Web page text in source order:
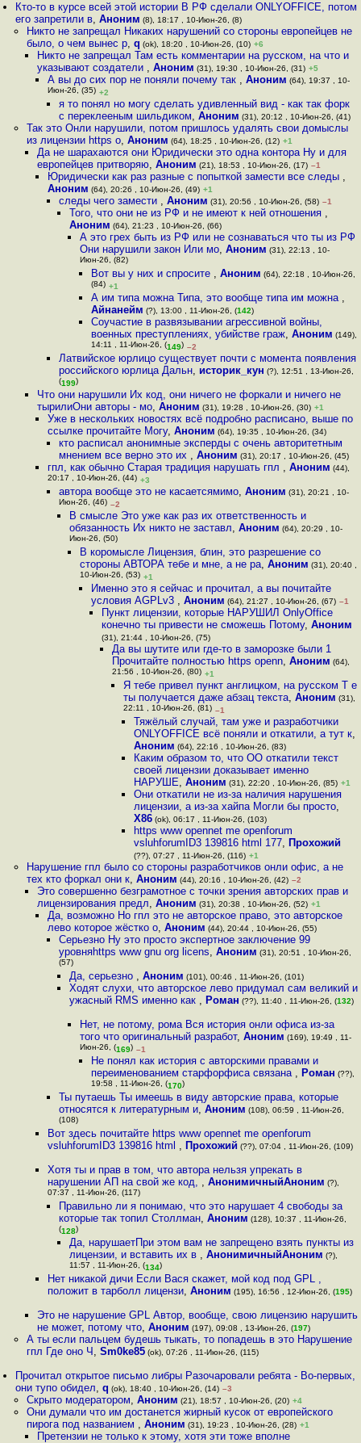
Кто-то в курсе всей этой истории В РФ сделали ONLYOFFICE, потом
его запретили в,Аноним (8), 18:17 , 10-Июн-26, (8)
Никто не запрещал Никаких нарушений со стороны европейцев не
было, о чем вынес р, q (ok), 18:20 , 10-Июн-26, (10) +6
Никто не запрещал Там есть комментарии на русском, на что и
указывают создатели , Аноним (31), 19:30 , 10-Июн-26, (31) +5
А вы до сих пор не поняли почему так ,Аноним (64), 19:37 , 10-
Июн-26, (35) +2
я то понял но могу сделать удивленный вид - как так форк
с переклееным шильдиком, Аноним (31), 20:12 , 10-Июн-26, (41)
Так это Онли нарушили, потом пришлось удалять свои домыслы
из лицензии https o, Аноним (64), 18:25 , 10-Июн-26, (12) +1
Да не шарахаются они Юридически это одна контора Ну и для
европейцев притворяю, Аноним (21), 18:53 , 10-Июн-26, (17) –1
Юридически как раз разные с попыткой замести все следы ,
Аноним (64), 20:26 , 10-Июн-26, (49) +1
следы чего замести , Аноним (31), 20:56 , 10-Июн-26, (58) –1
Того, что они не из РФ и не имеют к ней отношения ,
Аноним (64), 21:23 , 10-Июн-26, (66)
А это грех быть из РФ или не сознаваться что ты из РФ
Они нарушили закон Или мо,Аноним (31), 22:13 , 10-
Июн-26, (82)
Вот вы у них и спросите , Аноним (64), 22:18 , 10-Июн-26,
(84) +1
А им типа можна Типа, это вообще типа им можна ,
Айнанейм (?), 13:00 , 11-Июн-26, (142)
Соучастие в развязывании агрессивной войны,
военных преступлениях, убийстве граж, Аноним (149),
14:11 , 11-Июн-26, (149) –2
Латвийское юрлицо существует почти с момента появления
российского юрлица Дальн, историк_кун (?), 12:51 , 13-Июн-26,
(199)
Что они нарушили Их код, они ничего не форкали и ничего не
тырилиОни авторы - мо, Аноним (31), 19:28 , 10-Июн-26, (30) +1
Уже в нескольких новостях всё подробно расписано, выше по
ссылке прочитайте Могу,Аноним (64), 19:35 , 10-Июн-26, (34)
кто расписал анонимные эксперды с очень авторитетным
мнением все верно это их , Аноним (31), 20:17 , 10-Июн-26, (45)
гпл, как обычно Старая традиция нарушать гпл ,Аноним (44),
20:17 , 10-Июн-26, (44) +3
автора вообще это не касаетсямимо, Аноним (31), 20:21 , 10-
Июн-26, (46) –2
В смысле Это уже как раз их ответственность и
обязанность Их никто не заставл, Аноним (64), 20:29 , 10-
Июн-26, (50)
В коромысле Лицензия, блин, это разрешение со
стороны АВТОРА тебе и мне, а не ра,Аноним (31), 20:40 ,
10-Июн-26, (53) +1
Именно это я сейчас и прочитал, а вы почитайте
условия AGPLv3 , Аноним (64), 21:27 , 10-Июн-26, (67) –1
Пункт лицензии, которые НАРУШИЛ OnlyOffice
конечно ты привести не сможешь Потому, Аноним
(31), 21:44 , 10-Июн-26, (75)
Да вы шутите или где-то в заморозке были 1
Прочитайте полностью https openn,Аноним (64),
21:56 , 10-Июн-26, (80) +1
Я тебе привел пункт англицком, на русском Т е
ты получается даже абзац текста, Аноним (31),
22:11 , 10-Июн-26, (81) –1
Тяжёлый случай, там уже и разработчики
ONLYOFFICE всё поняли и откатили, а тут к,
Аноним (64), 22:16 , 10-Июн-26, (83)
Каким образом то, что OO откатили текст
своей лицензии доказывает именно
НАРУШЕ, Аноним (31), 22:20 , 10-Июн-26, (85) +1
Они откатили не из-за наличия нарушения
лицензии, а из-за хайпа Могли бы просто,
X86(ok), 06:17 , 11-Июн-26, (103)
https www opennet me openforum
vsluhforumID3 139816 html 177, Прохожий
(??), 07:27 , 11-Июн-26, (116) +1
Нарушение гпл было со стороны разработчиков онли офис, а не
тех кто форкал они к, Аноним (44), 20:16 , 10-Июн-26, (42) –2
Это совершенно безграмотное с точки зрения авторских прав и
лицензирования предл, Аноним (31), 20:38 , 10-Июн-26, (52) +1
Да, возможно Но гпл это не авторское право, это авторское
лево которое жёстко о,Аноним (44), 20:44 , 10-Июн-26, (55)
Серьезно Ну это просто экспертное заключение 99
уровняhttps www gnu org licens, Аноним (31), 20:51 , 10-Июн-26,
(57)
Да, серьезно , Аноним (101), 00:46 , 11-Июн-26, (101)
Ходят слухи, что авторское лево придумал сам великий и
ужасный RMS именно как , Роман (??), 11:40 , 11-Июн-26, (132)
Нет, не потому, рома Вся история онли офиса из-за
того что оригинальный разработ,Аноним (169), 19:49 , 11-
Июн-26, (169) –1
Не понял как история с авторскими правами и
переименованием старфорфиса связана , Роман (??),
19:58 , 11-Июн-26, (170)
Ты путаешь Ты имеешь в виду авторские права, которые
относятся к литературным и, Аноним (108), 06:59 , 11-Июн-26,
(108)
Вот здесь почитайте https www opennet me openforum
vsluhforumID3 139816 html , Прохожий (??), 07:04 , 11-Июн-26, (109)
Хотя ты и прав в том, что автора нельзя упрекать в
нарушении АП на свой же код, ,АнонимичныйАноним (?),
07:37 , 11-Июн-26, (117)
Правильно ли я понимаю, что это нарушает 4 свободы за
которые так топил Столлман, Аноним (128), 10:37 , 11-Июн-26,
(128)
Да, нарушаетПри этом вам не запрещено взять пункты из
лицензии, и вставить их в , АнонимичныйАноним (?),
11:57 , 11-Июн-26, (134)
Нет никакой дичи Если Вася скажет, мой код под GPL ,
положит в тарболл лицензи,Аноним (195), 16:56 , 12-Июн-26, (195)
Это не нарушение GPL Автор, вообще, свою лицензию нарушить
не может, потому что, Аноним (197), 09:08 , 13-Июн-26, (197)
А ты если пальцем будешь тыкать, то попадешь в это Нарушение
гпл Где оно Ч , Sm0ke85(ok), 07:26 , 11-Июн-26, (115)
Прочитал открытое письмо либры Разочаровали ребята - Во-первых,
они тупо обидел,q (ok), 18:40 , 10-Июн-26, (14) –3
Скрыто модератором, Аноним (21), 18:57 , 10-Июн-26, (20) +4
Они думали что им достанется жирный кусок от европейского
пирога под названием , Аноним (31), 19:23 , 10-Июн-26, (28) +1
Претензии не только к этому, хотя эти тоже вполне